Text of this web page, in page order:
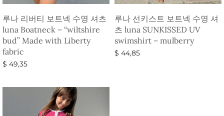
루나 리버티 보트넥 수영 셔츠
luna Boatneck – “wiltshire
bud” Made with Liberty
fabric
$ 49,35
루나 선키스트 보트넥 수영 셔
츠 luna SUNKISSED UV
swimshirt – mulberry
$ 44,85